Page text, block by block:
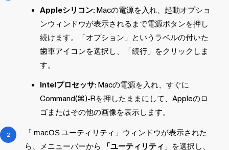
Appleシリコン:Macの電源を入れ、起動オプショ
ンウィンドウが表示されるまで電源ボタンを押し
続けます。「オプション」というラベルの付いた
歯車アイコンを選択し、「続行」をクリックしま
す。
Intelプロセッサ:Macの電源を入れ、すぐに
Command(⌘)-Rを押したままにして、Appleのロ
ゴまたはその他の画像を表示します。
「 macOSユーティリティ」ウィンドウが表示された
ら、メニューバーから
「ユーティリティ 」を選択し、